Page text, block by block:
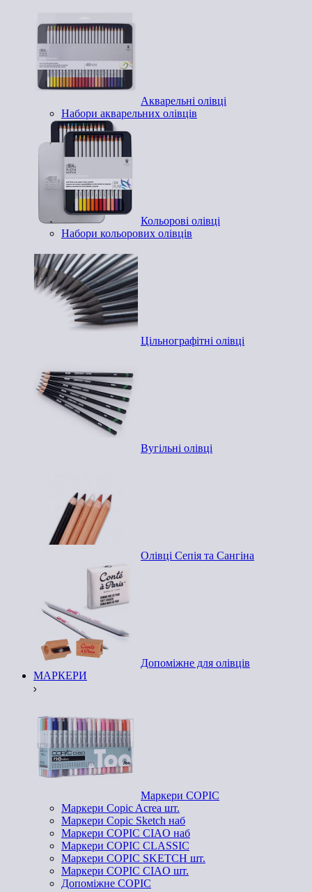
Акварельні олівці
Набори акварельних олівців
Кольорові олівці
Набори кольорових олівців
Цільнографітні олівці
Вугільні олівці
Олівці Сепія та Сангіна
Допоміжне для олівців
МАРКЕРИ
Маркери COPIC
Маркери Copic Acrea шт.
Маркери Copic Sketch наб
Маркери COPIC CIAO наб
Маркери COPIC CLASSIC
Маркери COPIC SKETCH шт.
Маркери COPIC CIAO шт.
Допоміжне COPIC